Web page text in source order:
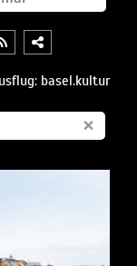
basel.kultur
×